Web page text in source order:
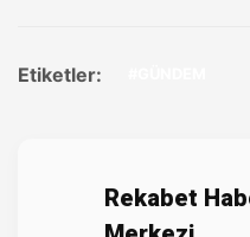
Etiketler:
Rekabet